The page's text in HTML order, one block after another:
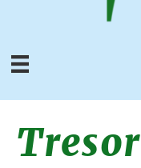
Tresor